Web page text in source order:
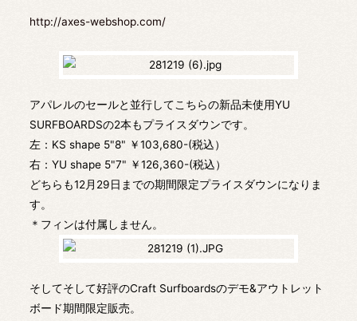
http://axes-webshop.com/
アパレルのセールと並行してこちらの新品未使用YU
SURFBOARDSの2本もプライスダウンです。
左：KS shape 5"8" ￥103,680-(税込）
右：YU shape 5"7" ￥126,360-(税込）
どちらも12月29日までの期間限定プライスダウンになりま
す。
＊フィンは付属しません。
そしてそして好評のCraft Surfboardsのデモ&アウトレット
ボード期間限定販売。